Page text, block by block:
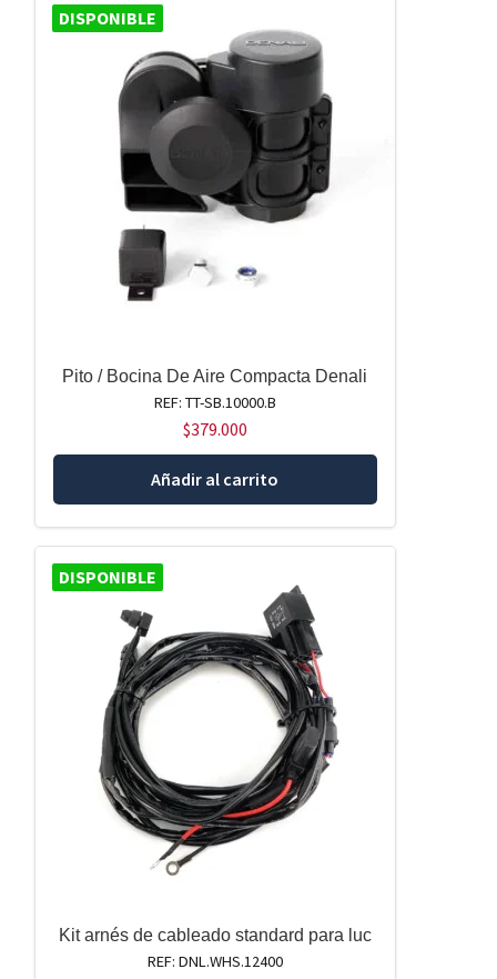
DISPONIBLE
Pito / Bocina De Aire Compacta Denali
REF: TT-SB.10000.B
$379.000
Añadir al carrito
DISPONIBLE
Kit arnés de cableado standard para luc
REF: DNL.WHS.12400